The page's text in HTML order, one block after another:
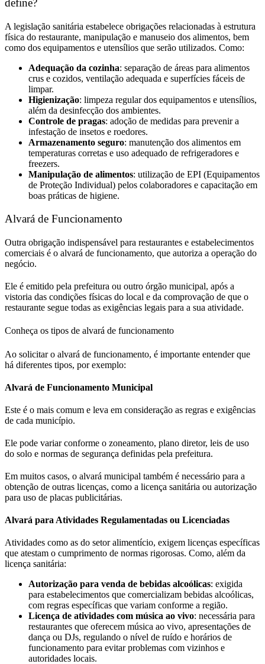
define?
A legislação sanitária estabelece obrigações relacionadas à estrutura
física do restaurante, manipulação e manuseio dos alimentos, bem
como dos equipamentos e utensílios que serão utilizados. Como:
Adequação da cozinha: separação de áreas para alimentos
crus e cozidos, ventilação adequada e superfícies fáceis de
limpar.
Higienização: limpeza regular dos equipamentos e utensílios,
além da desinfecção dos ambientes.
Controle de pragas: adoção de medidas para prevenir a
infestação de insetos e roedores.
Armazenamento seguro: manutenção dos alimentos em
temperaturas corretas e uso adequado de refrigeradores e
freezers.
Manipulação de alimentos: utilização de EPI (Equipamentos
de Proteção Individual) pelos colaboradores e capacitação em
boas práticas de higiene.
Alvará de Funcionamento
Outra obrigação indispensável para restaurantes e estabelecimentos
comerciais é o alvará de funcionamento, que autoriza a operação do
negócio.
Ele é emitido pela prefeitura ou outro órgão municipal, após a
vistoria das condições físicas do local e da comprovação de que o
restaurante segue todas as exigências legais para a sua atividade.
Conheça os tipos de alvará de funcionamento
Ao solicitar o alvará de funcionamento, é importante entender que
há diferentes tipos, por exemplo:
Alvará de Funcionamento Municipal
Este é o mais comum e leva em consideração as regras e exigências
de cada município.
Ele pode variar conforme o zoneamento, plano diretor, leis de uso
do solo e normas de segurança definidas pela prefeitura.
Em muitos casos, o alvará municipal também é necessário para a
obtenção de outras licenças, como a licença sanitária ou autorização
para uso de placas publicitárias.
Alvará para Atividades Regulamentadas ou Licenciadas
Atividades como as do setor alimentício, exigem licenças específicas
que atestam o cumprimento de normas rigorosas. Como, além da
licença sanitária:
Autorização para venda de bebidas alcoólicas: exigida
para estabelecimentos que comercializam bebidas alcoólicas,
com regras específicas que variam conforme a região.
Licença de atividades com música ao vivo: necessária para
restaurantes que oferecem música ao vivo, apresentações de
dança ou DJs, regulando o nível de ruído e horários de
funcionamento para evitar problemas com vizinhos e
autoridades locais.